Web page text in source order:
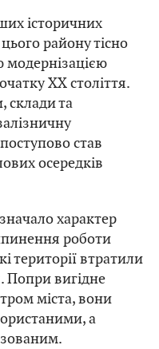
історичних
району тісно
XX століття.
склади та
став
осередків
характер
роботи
території втратили
Попри вигідне
міста, вони
а